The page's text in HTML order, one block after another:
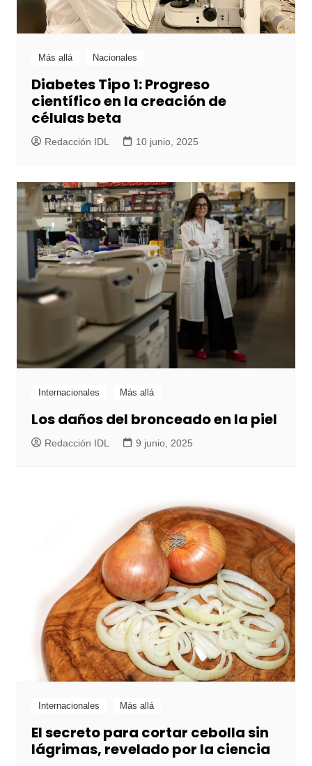
Más allá Nacionales
Diabetes Tipo 1: Progreso
científico en la creación de
células beta
Redacción IDL 10 junio, 2025
Internacionales Más allá
Los daños del bronceado en la piel
Redacción IDL 9 junio, 2025
Internacionales Más allá
El secreto para cortar cebolla sin
lágrimas, revelado por la ciencia